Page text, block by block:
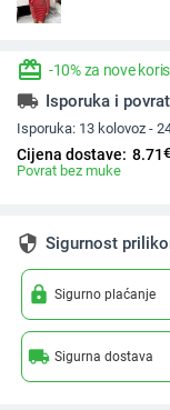
redeem -10% za nove
local_shipping Isporuka i povrat
Isporuka: 13 kolovoz -
Cijena dostave: 8.71€
Povrat bez muke
security Sigurnost
lock Sigurno plaćanje
local_shipping Sigurna dostava